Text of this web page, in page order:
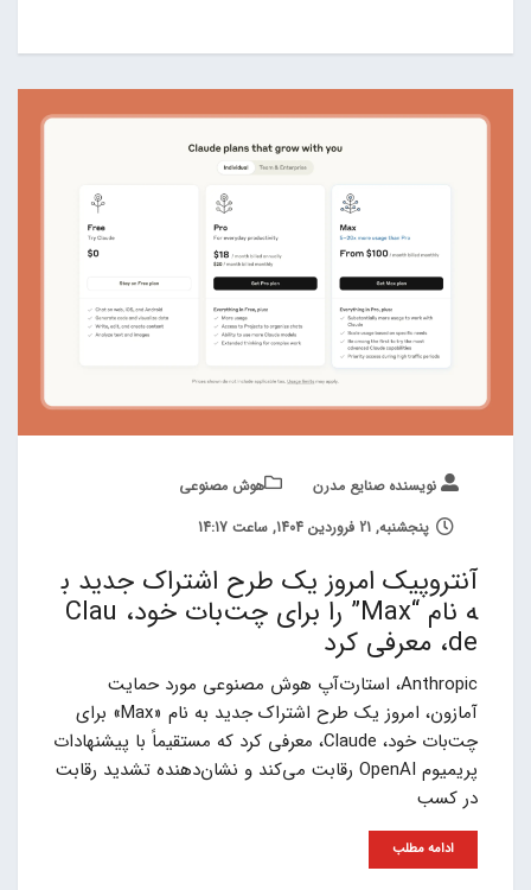
نویسنده صنایع مدرن
هوش مصنوعی
پنجشنبه, 21 فروردین 1404, ساعت 14:17
آنتروپیک امروز یک طرح اشتراک جدید ب
ه نام “Max” را برای چت‌بات خود، Clau
de، معرفی کرد
Anthropic، استارت‌آپ هوش مصنوعی مورد حمایت
آمازون، امروز یک طرح اشتراک جدید به نام «Max» برای
چت‌بات خود، Claude، معرفی کرد که مستقیماً با پیشنهادات
پریمیوم OpenAI رقابت می‌کند و نشان‌دهنده تشدید رقابت
در کسب
ادامه مطلب